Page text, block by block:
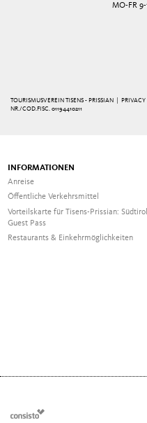
MO-FR
TOURISMUSVEREIN TISENS - PRISSIAN | PRIVACY
NR./COD.FISC. 01194410211
INFORMATIONEN
Anreise
Öffentliche Verkehrsmittel
Vorteilskarte für Tisens-Prissian: Südtirol
Guest Pass
Restaurants & Einkehrmöglichkeiten